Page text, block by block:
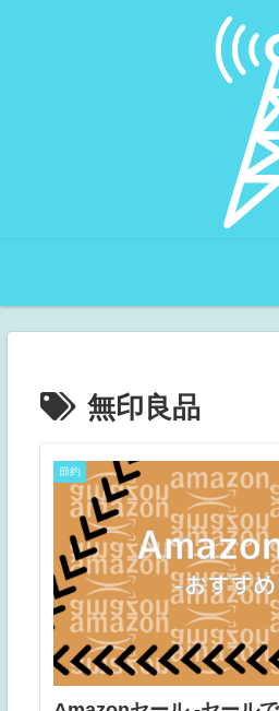
無印良品
節約